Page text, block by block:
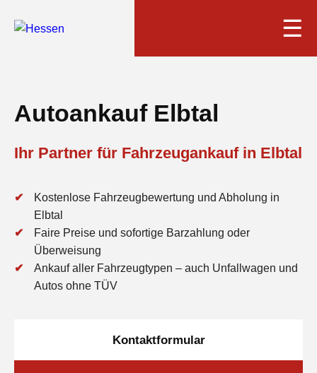
☰
Autoankauf Elbtal
Ihr Partner für Fahrzeugankauf in Elbtal
Kostenlose Fahrzeugbewertung und Abholung in
Elbtal
Faire Preise und sofortige Barzahlung oder
Überweisung
Ankauf aller Fahrzeugtypen – auch Unfallwagen und
Autos ohne TÜV
Kontaktformular